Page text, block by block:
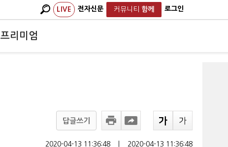
LIVE 전자신문 커뮤니티 함께 로그인
프리미엄
답글쓰기
2020-04-13 11:36:48 2020-04-13 11:36:48